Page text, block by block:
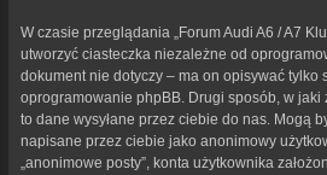
W czasie przeglądania „Forum Audi A6 / A7
utworzyć ciasteczka niezależne od
dokument nie dotyczy – ma on opisywać tylko
oprogramowanie phpBB. Drugi sposób, w jaki
to dane wysyłane przez ciebie do nas. Mogą
napisane przez ciebie jako anonimowy
„anonimowe posty”, konta użytkownika